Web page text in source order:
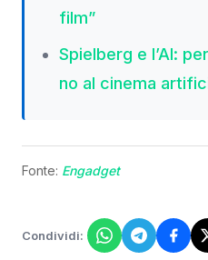
film”
Spielberg e l’AI:
no al cinema
Fonte: Engadget
Condividi: